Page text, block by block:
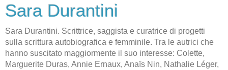
Sara Durantini
Sara Durantini. Scrittrice, saggista e curatrice di progetti
sulla scrittura autobiografica e femminile. Tra le autrici che
hanno suscitato maggiormente il suo interesse: Colette,
Marguerite Duras, Annie Ernaux, Anaïs Nin, Nathalie Léger,